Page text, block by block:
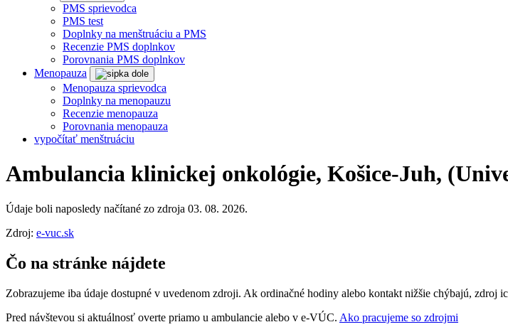
PMS sprievodca
PMS test
Doplnky na menštruáciu a PMS
Recenzie PMS doplnkov
Porovnania PMS doplnkov
Menopauza
Menopauza sprievodca
Doplnky na menopauzu
Recenzie menopauza
Porovnania menopauza
vypočítať menštruáciu
Ambulancia klinickej onkológie, Košice-Juh,
Údaje boli naposledy načítané zo zdroja 03. 08. 2026.
Zdroj: e-vuc.sk
Čo na stránke nájdete
Zobrazujeme iba údaje dostupné v uvedenom zdroji. Ak ordinačné hodiny alebo kontakt nižšie chýbajú, zdroj
Pred návštevou si aktuálnosť overte priamo u ambulancie alebo v e‑VÚC. Ako pracujeme so zdrojmi